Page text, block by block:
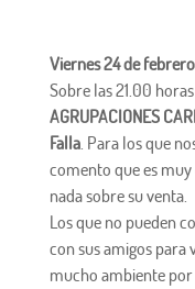
Viernes 24 de
Sobre las 21.00 horas
AGRUPACIONES
Falla. Para los que
comento que es
nada sobre su venta.
Los que no pueden
con sus amigos para
mucho ambiente